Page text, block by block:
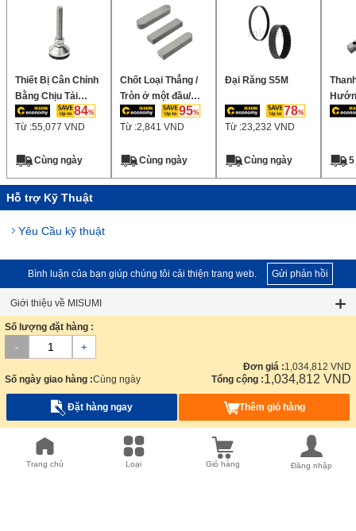
Thiết Bị Cân Chỉnh
Bằng Chịu Tải
Trọng Cao Bằng
Cao Su Chống
84
Từ :55,077 VND
Cùng ngày
Chốt Loại Thẳng /
Tròn ở một đầu/
Tròn ở cả hai đầu
95
Từ :2,841 VND
Cùng ngày
Đại Răng S5M
78
Từ :23,232 VND
Cùng ngày
Hỗ trợ Kỹ Thuật
Yêu Cầu kỹ thuật
Bình luận của bạn giúp chúng tôi cải thiện trang web. Gửi phản hồi
Giới thiệu về MISUMI
Về trang Web này
Dịch vụ chăm sóc khách hàng
Phương tiện truyền thông xã hội
Liên hệ MISUMI
Số lượng đặt hàng :
- +
Số ngày giao hàng :Cùng ngày
Đơn giá :1,034,812 VND
Tổng cộng :1,034,812 VND
Đặt hàng ngay Thêm giỏ hàng
Trang chủ Loại Giỏ hàng Đăng nhập